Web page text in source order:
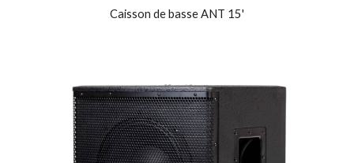
Caisson de basse ANT 15'